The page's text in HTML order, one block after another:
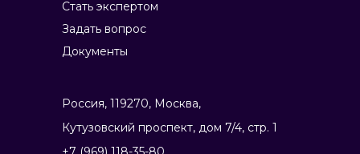
Стать экспертом
Задать вопрос
Документы
Россия, 119270, Москва,
Ку­тузов­ский прос­пект, дом 7/4, стр. 1